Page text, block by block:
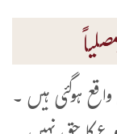
ہوگئی ہیں ۔